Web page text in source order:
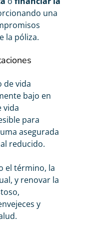
una
la póliza.
de vida
bajo en
vida
para
asegurada
reducido.
el término, la
y renovar la
y